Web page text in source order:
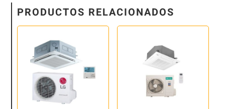
PRODUCTOS RELACIONADOS